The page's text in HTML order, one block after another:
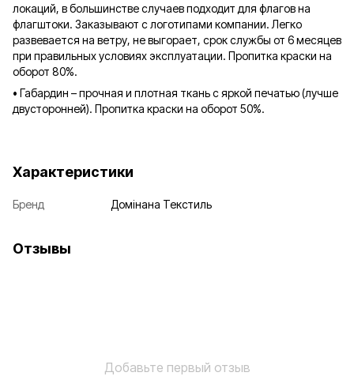
локаций, в большинстве случаев подходит для флагов на
флагштоки. Заказывают с логотипами компании. Легко
развевается на ветру, не выгорает, срок службы от 6 месяцев
при правильных условиях эксплуатации. Пропитка краски на
оборот 80%.
• Габардин – прочная и плотная ткань с яркой печатью (лучше
двусторонней). Пропитка краски на оборот 50%.
Характеристики
Бренд Домінана Текстиль
Отзывы
Добавьте первый отзыв